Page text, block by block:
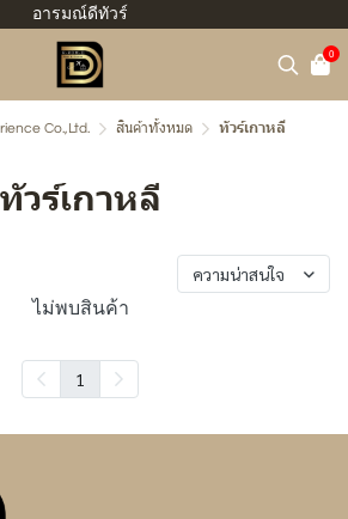
อารมณ์ดีทัวร์
0
Co.,Ltd. สินค้าทั้งหมด ทัวร์เกาหลี
ทัวร์เกาหลี
ความน่าสนใจ
ไม่พบสินค้า
1